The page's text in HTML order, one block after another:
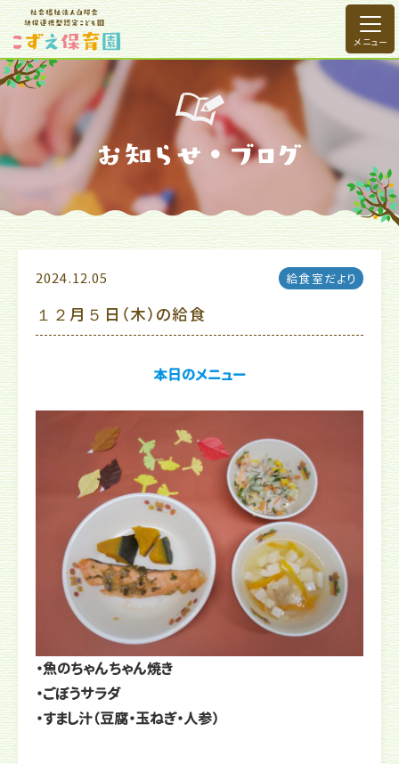
2024.12.05 給食室だより
１２月５日（木）の給食
本日のメニュー
・魚のちゃんちゃん焼き
・ごぼうサラダ
・すまし汁（豆腐・玉ねぎ・人参）